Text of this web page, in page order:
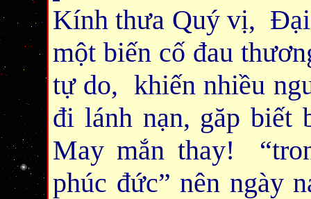
Kính thưa Quý vị, Đại
một biến cố đau
tự do, khiến nhiều
đi lánh nạn, găp biết
May mắn thay!
phúc đức” nên ngày